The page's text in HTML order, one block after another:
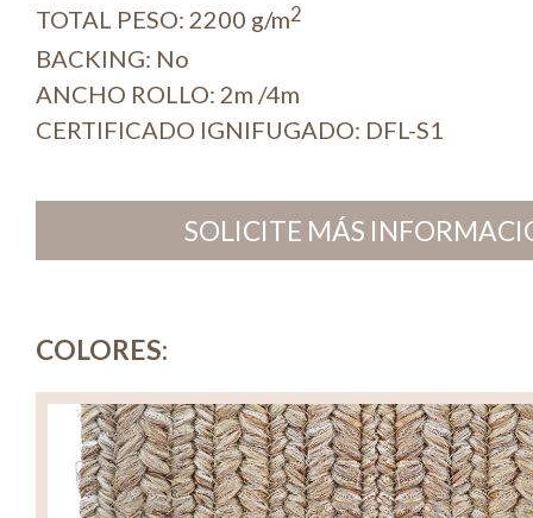
TOTAL PESO: 2200 g/m2
BACKING: No
ANCHO ROLLO: 2m /4m
CERTIFICADO IGNIFUGADO: DFL-S1
SOLICITE MÁS
COLORES: